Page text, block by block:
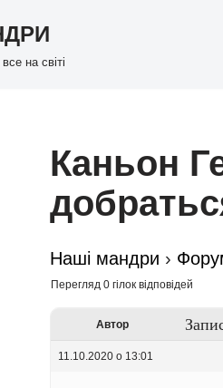
на світі
Каньон
Наші мандри ›
Перегляд 0 гілок відповідей
Автор
11.10.2020 о 13:01